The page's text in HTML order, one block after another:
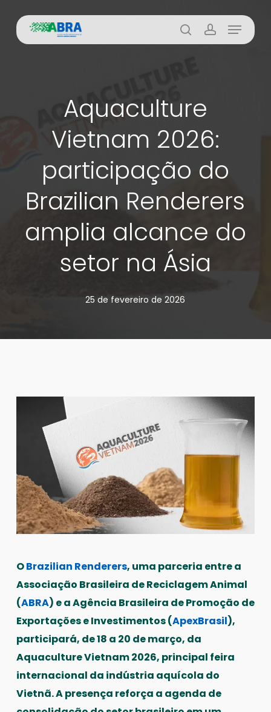
main
buscaaccount
Menu
Aquaculture
Vietnam 2026:
participação do
Brazilian Renderers
amplia alcance do
setor na Ásia
25 de fevereiro de 2026
OBrazilian Renderers, uma parceria entre a
Associação Brasileira de Reciclagem Animal
(ABRA) e a Agência Brasileira de Promoção de
Exportações e Investimentos (ApexBrasil),
participará, de 18 a 20 de março, da
Aquaculture Vietnam 2026, principal feira
internacional da indústria aquícola do
Vietnã. A presença reforça a agenda de